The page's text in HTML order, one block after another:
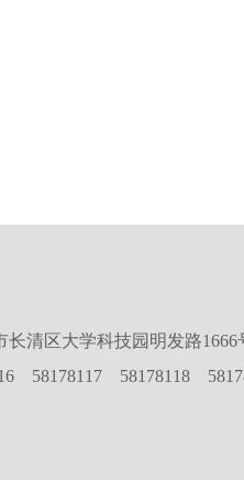
长清区大学科技园明发路1666
58178117 58178118